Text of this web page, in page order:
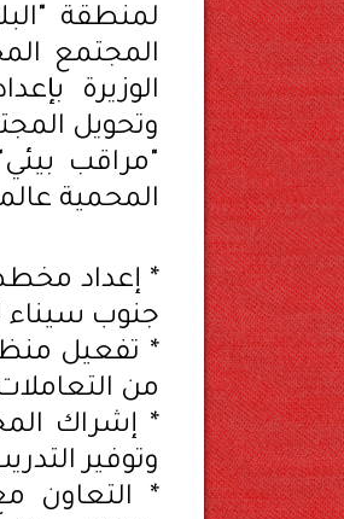
لمنطقة
المجتمع
الوزيرة
وتحويل
"مراقب
المحمية
* إعداد
جنوب سيناء
* تفعيل
من
* إشراك
وتوفير
* التعاون